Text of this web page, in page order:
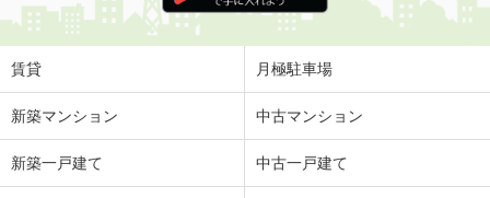
賃貸 月極駐車場
新築マンション 中古マンション
新築一戸建て 中古一戸建て